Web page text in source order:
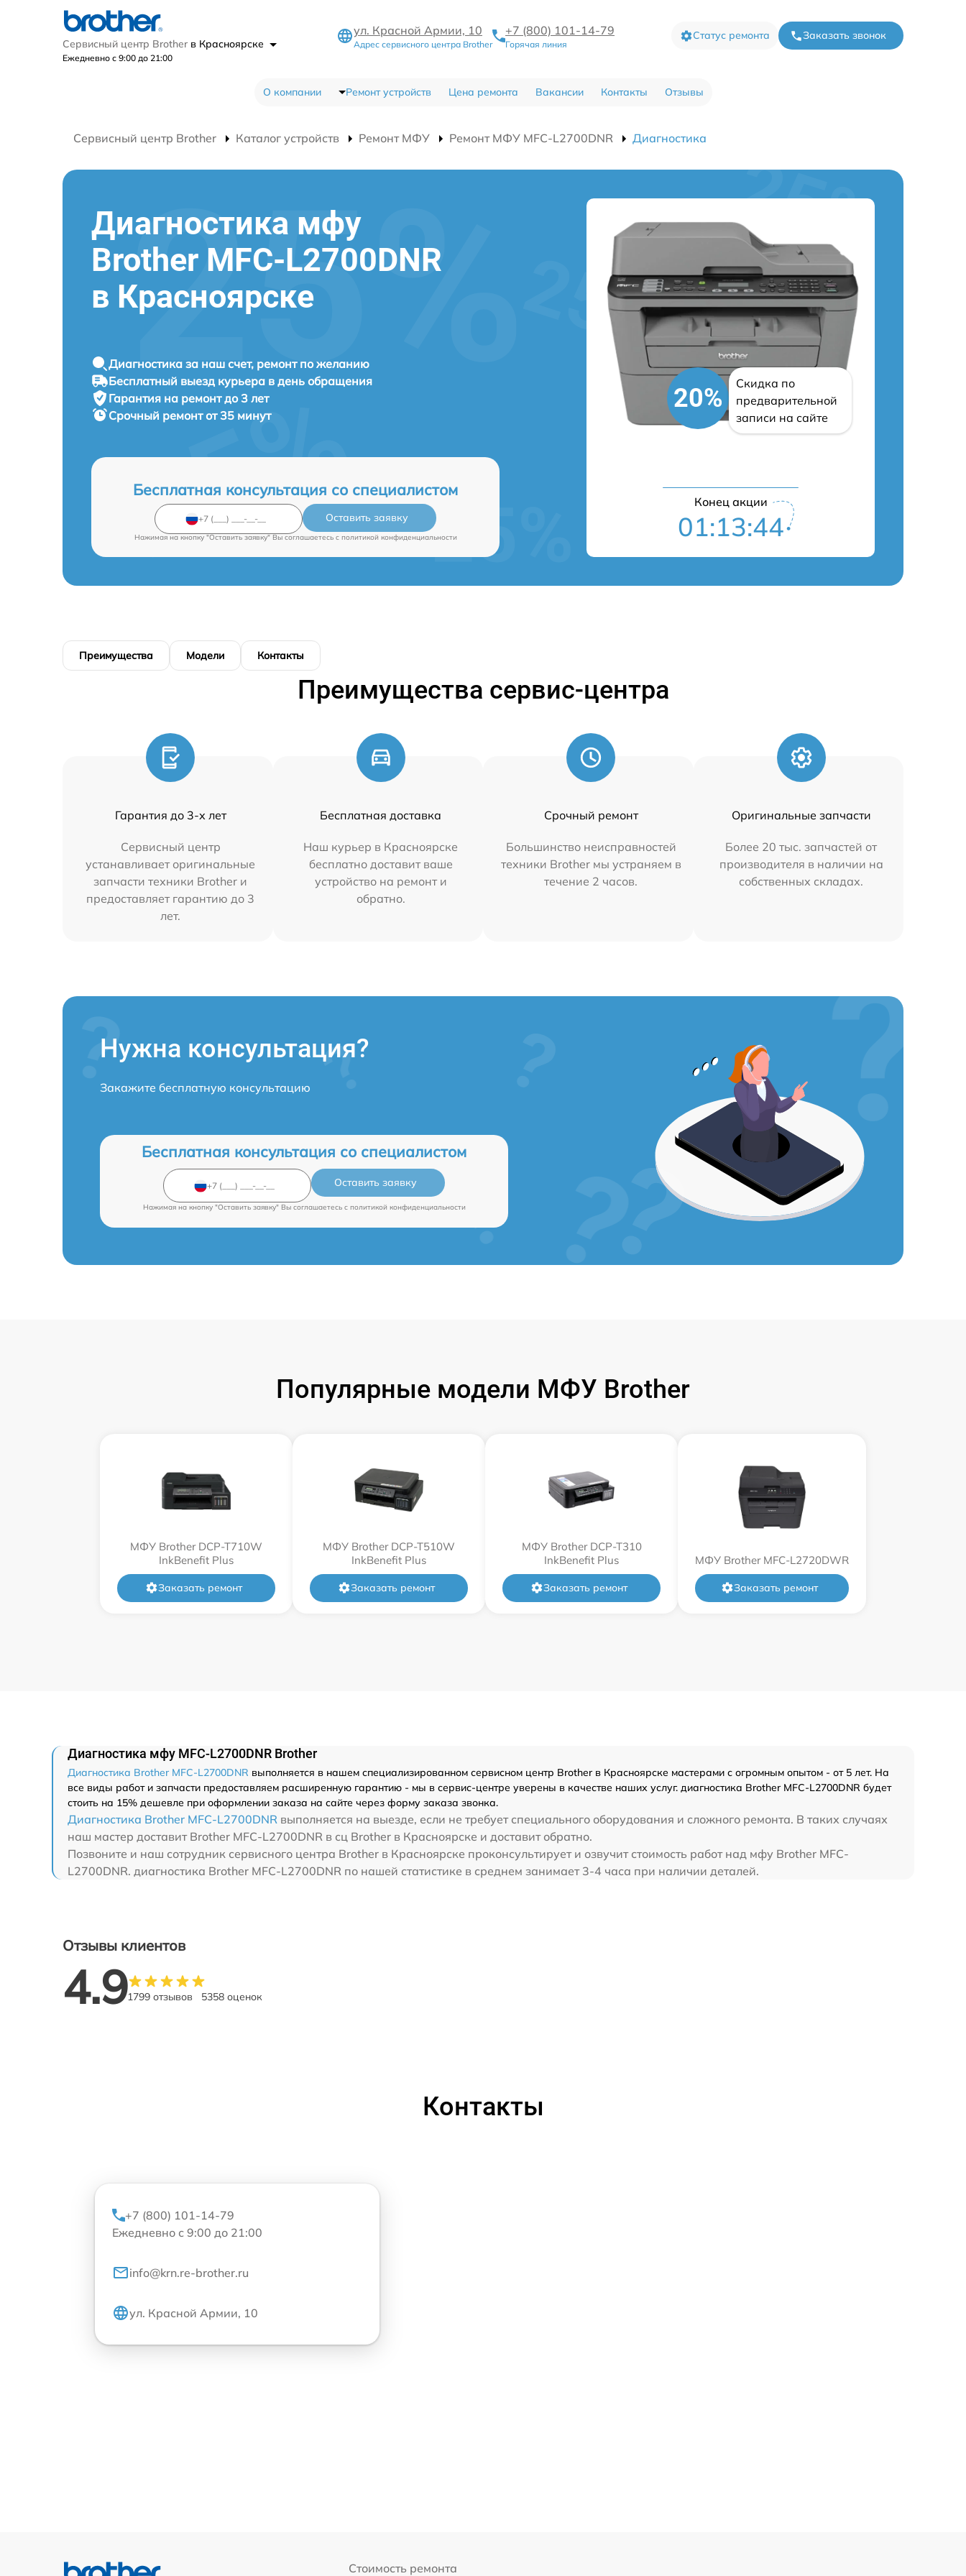
Сервисный центр Brother в Красноярске
Ежедневно с 9:00 до 21:00
ул. Красной Армии, 10
Адрес сервисного центра Brother
+7 (800) 101-14-79
Горячая линия
Статус ремонта Заказать звонок
О компании Ремонт устройств Цена ремонта Вакансии Контакты Отзывы
Сервисный центр Brother Каталог устройств Ремонт МФУ Ремонт МФУ MFC-L2700DNR Диагностика
Диагностика мфу
Brother MFC-L2700DNR
в Красноярске
Диагностика за наш счет, ремонт по желанию
Бесплатный выезд курьера в день обращения
Гарантия на ремонт до 3 лет
Срочный ремонт от 35 минут
Бесплатная консультация со специалистом
Оставить заявку
Нажимая на кнопку "Оставить заявку" Вы соглашаетесь c политикой конфиденциальности
20%
Скидка по
предварительной
записи на сайте
Конец акции
01:13:43
Преимущества Модели Контакты
Преимущества сервис-центра
Гарантия до 3-х лет
Сервисный центр
устанавливает оригинальные
запчасти техники Brother и
предоставляет гарантию до 3
лет.
Бесплатная доставка
Наш курьер в Красноярске
бесплатно доставит ваше
устройство на ремонт и
обратно.
Срочный ремонт
Большинство неисправностей
техники Brother мы устраняем в
течение 2 часов.
Оригинальные запчасти
Более 20 тыс. запчастей от
производителя в наличии на
собственных складах.
Нужна консультация?
Закажите бесплатную консультацию
Бесплатная консультация со специалистом
Оставить заявку
Нажимая на кнопку "Оставить заявку" Вы соглашаетесь c политикой конфиденциальности
Популярные модели МФУ Brother
МФУ Brother DCP-T710W
InkBenefit Plus
Заказать ремонт
МФУ Brother DCP-T510W
InkBenefit Plus
Заказать ремонт
МФУ Brother DCP-T310
InkBenefit Plus
Заказать ремонт
МФУ Brother MFC-L2720DWR
Заказать ремонт
Диагностика мфу MFC-L2700DNR Brother
Диагностика Brother MFC-L2700DNR выполняется в нашем специализированном сервисном центр Brother в Красноярске мастерами с огромным опытом - от 5 лет. На
все виды работ и запчасти предоставляем расширенную гарантию - мы в сервис-центре уверены в качестве наших услуг. диагностика Brother MFC-L2700DNR будет
стоить на 15% дешевле при оформлении заказа на сайте через форму заказа звонка.
Диагностика Brother MFC-L2700DNR выполняется на выезде, если не требует специального оборудования и сложного ремонта. В таких случаях
наш мастер доставит Brother MFC-L2700DNR в сц Brother в Красноярске и доставит обратно.
Позвоните и наш сотрудник сервисного центра Brother в Красноярске проконсультирует и озвучит стоимость работ над мфу Brother MFC-
L2700DNR. диагностика Brother MFC-L2700DNR по нашей статистике в среднем занимает 3-4 часа при наличии деталей.
Отзывы клиентов
4.91799 отзывов 5358 оценок
Контакты
+7 (800) 101-14-79
Ежедневно с 9:00 до 21:00
info@krn.re-brother.ru
ул. Красной Армии, 10
Стоимость ремонта